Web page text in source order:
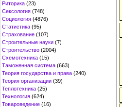
Риторика (23)
Сексология (748)
Социология (4876)
Статистика (95)
Страхование (107)
Строительные науки (7)
Строительство (2004)
Схемотехника (15)
Таможенная система (663)
Теория государства и права (240)
Теория организации (39)
Теплотехника (25)
Технология (624)
Товароведение (16)